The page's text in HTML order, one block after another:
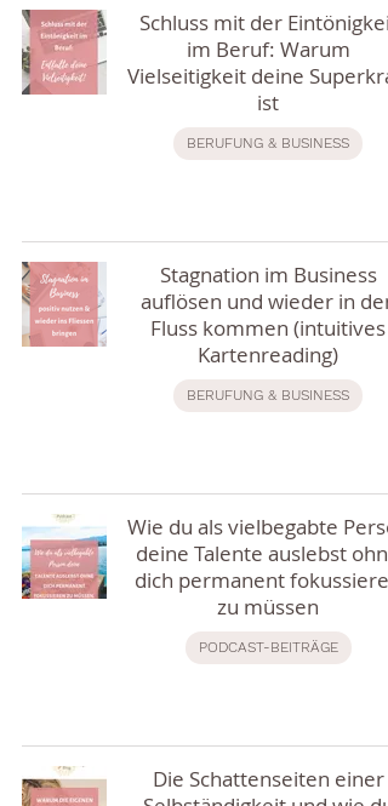
Schluss mit der Eintönigkeit
im Beruf: Warum
Vielseitigkeit deine
ist
BERUFUNG & BUSINESS
Stagnation im Business
auflösen und wieder in den
Fluss kommen (intuitives
Kartenreading)
BERUFUNG & BUSINESS
Wie du als vielbegabte
deine Talente auslebst ohne
dich permanent fokussieren
zu müssen
PODCAST-BEITRÄGE
Die Schattenseiten einer